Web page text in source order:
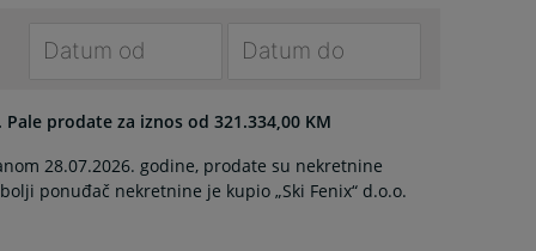
forward
interact
with
forward
interact
with
prodate za iznos od 321.334,00 KM
28.07.2026. godine, prodate su nekretnine
ponuđač nekretnine je kupio „Ski Fenix“ d.o.o.